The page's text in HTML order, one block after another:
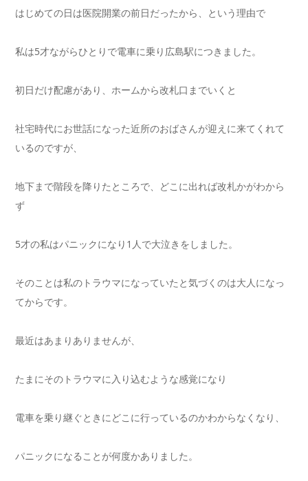
はじめての日は医院開業の前日だったから、という理由で
私は5才ながらひとりで電車に乗り広島駅につきました。
初日だけ配慮があり、ホームから改札口までいくと
社宅時代にお世話になった近所のおばさんが迎えに来てくれて
いるのですが、
地下まで階段を降りたところで、どこに出れば改札かがわから
ず
5才の私はパニックになり1人で大泣きをしました。
そのことは私のトラウマになっていたと気づくのは大人になっ
てからです。
最近はあまりありませんが、
たまにそのトラウマに入り込むような感覚になり
電車を乗り継ぐときにどこに行っているのかわからなくなり、
パニックになることが何度かありました。